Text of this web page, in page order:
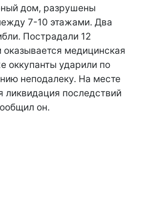
дом, разрушены
7-10 этажами. Два
Пострадали 12
оказывается медицинская
оккупанты ударили по
неподалеку. На месте
ликвидация последствий
он.